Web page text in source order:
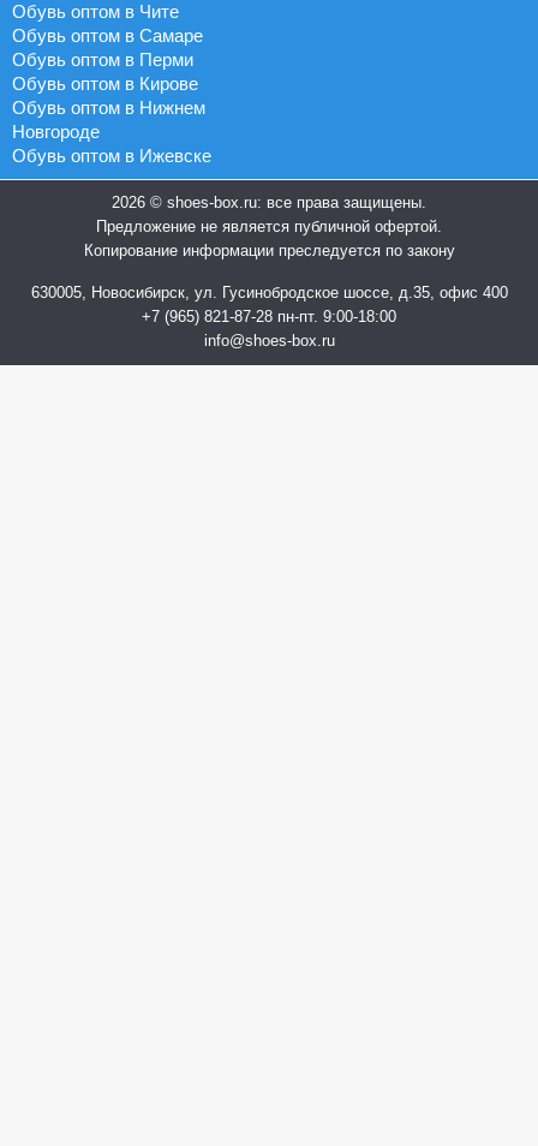
Обувь оптом в Чите
Обувь оптом в Самаре
Обувь оптом в Перми
Обувь оптом в Кирове
Обувь оптом в Нижнем
Новгороде
Обувь оптом в Ижевске
2026 © shoes-box.ru: все права защищены.
Предложение не является публичной офертой.
Копирование информации преследуется по закону
630005, Новосибирск, ул. Гусинобродское шоссе, д.35, офис 400
+7 (965) 821-87-28 пн-пт. 9:00-18:00
info@shoes-box.ru